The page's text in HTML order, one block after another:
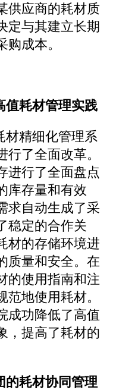
供应商的耗材质
定与其建立长期
成本。
耗材管理实践
精细化管理系
了全面改革。
进行了全面盘点
库存量和有效
求自动生成了采
稳定的合作关
材的存储环境进
质量和安全。在
的使用指南和注
地使用耗材。
成功降低了高值
，提高了耗材的
耗材协同管理